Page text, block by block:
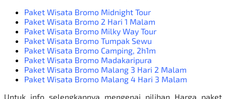
Paket Wisata Bromo Midnight Tour
Paket Wisata Bromo 2 Hari 1 Malam
Paket Wisata Bromo Milky Way Tour
Paket Wisata Bromo Tumpak Sewu
Paket Wisata Bromo Camping, 2h1m
Paket Wisata Bromo Madakaripura
Paket Wisata Bromo Malang 3 Hari 2 Malam
Paket Wisata Bromo Malang 4 Hari 3 Malam
Untuk info selengkapnya mengenai pilihan Harga paket